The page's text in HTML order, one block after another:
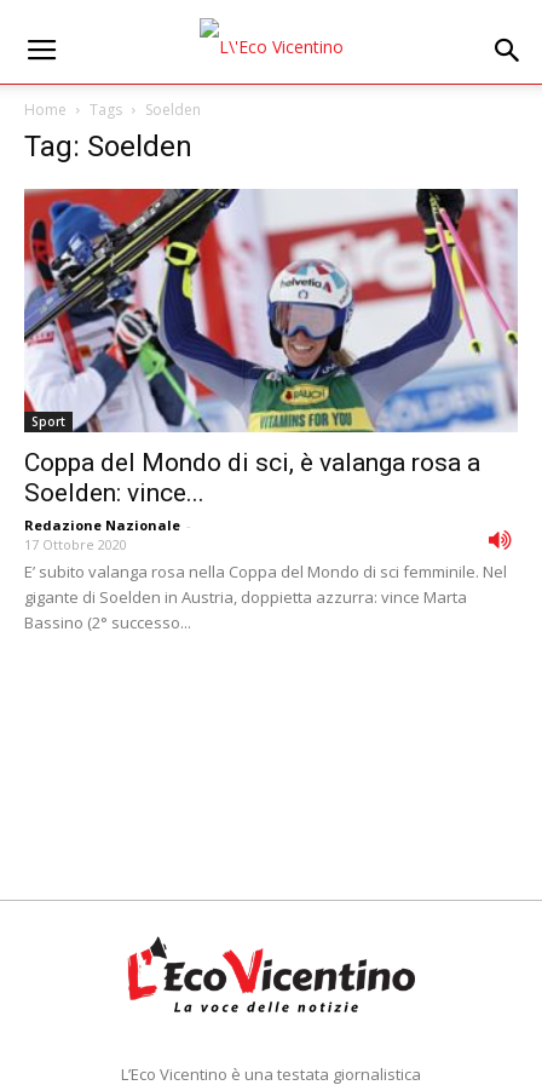
Home Tags Soelden
Tag: Soelden
Sport
Coppa del Mondo di sci, è valanga rosa a
Soelden: vince...
Redazione Nazionale -
17 Ottobre 2020
E’ subito valanga rosa nella Coppa del Mondo di sci femminile. Nel
gigante di Soelden in Austria, doppietta azzurra: vince Marta
Bassino (2° successo...
L’Eco Vicentino è una testata giornalistica